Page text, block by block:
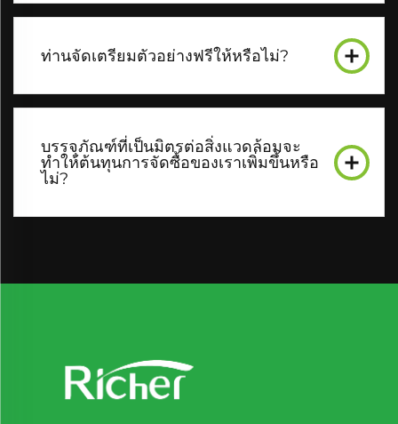
ท่านจัดเตรียมตัวอย่างฟรีให้หรือไม่?
บรรจุภัณฑ์ที่เป็นมิตรต่อสิ่งแวดล้อมจะ
ทำให้ต้นทุนการจัดซื้อของเราเพิ่มขึ้นหรือ
ไม่?